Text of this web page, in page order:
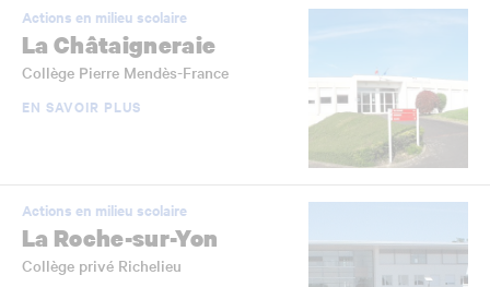
Actions en milieu scolaire
La Châtaigneraie
Collège Pierre Mendès-France
EN SAVOIR PLUS
Actions en milieu scolaire
La Roche-sur-Yon
Collège privé Richelieu